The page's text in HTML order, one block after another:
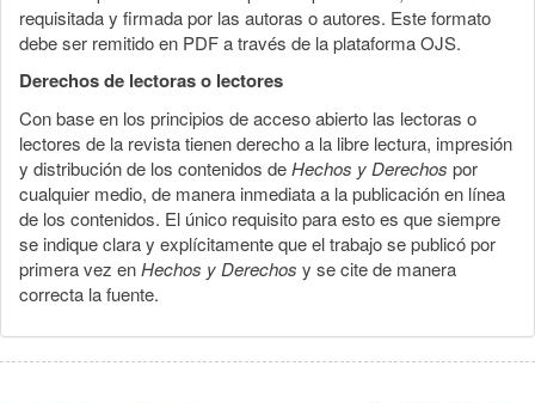
requisitada y firmada por las autoras o autores. Este formato
debe ser remitido en PDF a través de la plataforma OJS.
Derechos de lectoras o lectores
Con base en los principios de acceso abierto las lectoras o
lectores de la revista tienen derecho a la libre lectura, impresión
y distribución de los contenidos deHechos y Derechos por
cualquier medio, de manera inmediata a la publicación en línea
de los contenidos. El único requisito para esto es que siempre
se indique clara y explícitamente que el trabajo se publicó por
primera vez enHechos y Derechos y se cite de manera
correcta la fuente.